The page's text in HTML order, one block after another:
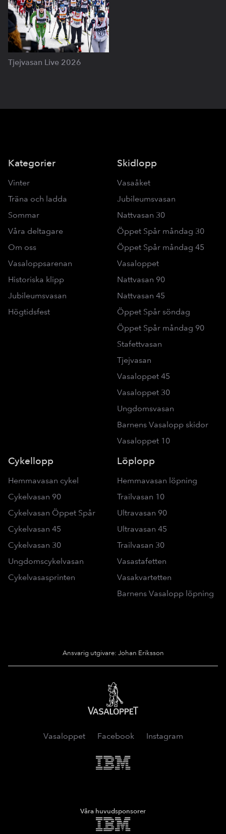
Tjejvasan Live 2026
Kategorier
Vinter
Träna och ladda
Sommar
Våra deltagare
Om oss
Vasaloppsarenan
Historiska klipp
Jubileumsvasan
Högtidsfest
Skidlopp
Vasaåket
Jubileumsvasan
Nattvasan 30
Öppet Spår måndag 30
Öppet Spår måndag 45
Vasaloppet
Nattvasan 90
Nattvasan 45
Öppet Spår söndag
Öppet Spår måndag 90
Stafettvasan
Tjejvasan
Vasaloppet 45
Vasaloppet 30
Ungdomsvasan
Barnens Vasalopp skidor
Vasaloppet 10
Cykellopp
Hemmavasan cykel
Cykelvasan 90
Cykelvasan Öppet Spår
Cykelvasan 45
Cykelvasan 30
Ungdomscykelvasan
Cykelvasasprinten
Löplopp
Hemmavasan löpning
Trailvasan 10
Ultravasan 90
Ultravasan 45
Trailvasan 30
Vasastafetten
Vasakvartetten
Barnens Vasalopp löpning
Ansvarig utgivare: Johan Eriksson
Vasaloppet
Vasaloppet Facebook Instagram
IMB
Våra huvudsponsorer
IMB